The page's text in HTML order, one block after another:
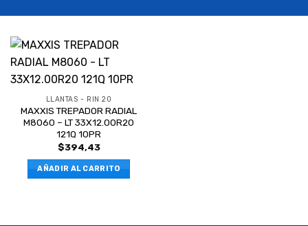
LLANTAS - RIN 20
MAXXIS TREPADOR RADIAL
M8060 – LT 33X12.00R20
121Q 10PR
$394,43
AÑADIR AL CARRITO